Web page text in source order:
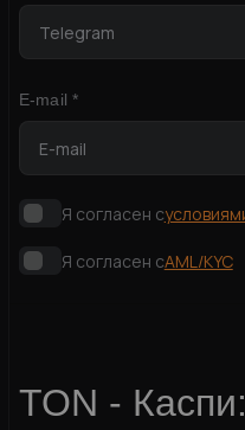
E-mail *
Я согласен с
Я согласен сAML/KYC
TON -